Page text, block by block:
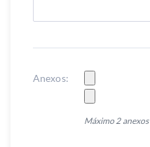
Anexos:
Máximo 2 anexos